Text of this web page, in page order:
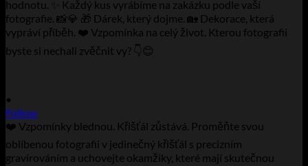
•
Follow
❤️ Vzpomínky blednou. Křišťál zůstává. Proměňte svou
oblíbenou fotografii v jedinečný křišťál s precizním
gravírováním a uchovejte okamžiky, které mají skutečnou